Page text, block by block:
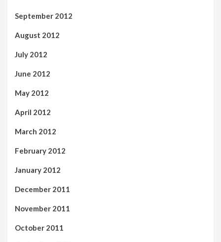
September 2012
August 2012
July 2012
June 2012
May 2012
April 2012
March 2012
February 2012
January 2012
December 2011
November 2011
October 2011